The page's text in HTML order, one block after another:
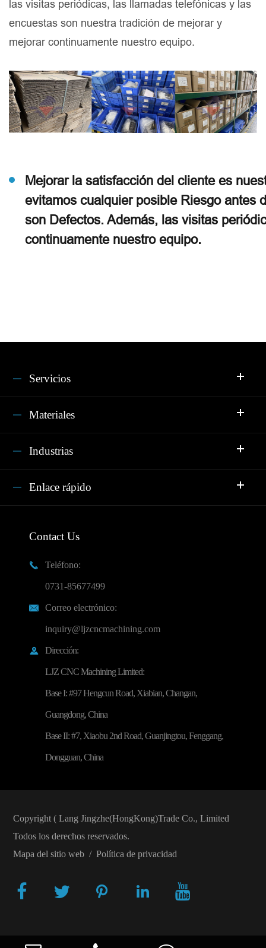
las visitas periódicas, las llamadas telefónicas y las
encuestas son nuestra tradición de mejorar y
mejorar continuamente nuestro equipo.
Mejorar la satisfacción del cliente es
evitamos cualquier posible Riesgo antes
son Defectos. Además, las visitas
continuamente nuestro equipo.
Servicios
Materiales
Industrias
Enlace rápido
Contact Us

Teléfono:
0731-85677499

Correo electrónico:
inquiry@ljzcncmachining.com

Dirección:
LJZ CNC Machining Limited:
Base I: #97 Hengcun Road, Xiabian, Changan,
Guangdong, China
Base II: #7, Xiaobu 2nd Road, Guanjingtou, Fenggang,
Dongguan, China
Copyright ( Lang Jingzhe(HongKong)Trade Co., Limited
Todos los derechos reservados.
Mapa del sitio web/ Política de privacidad